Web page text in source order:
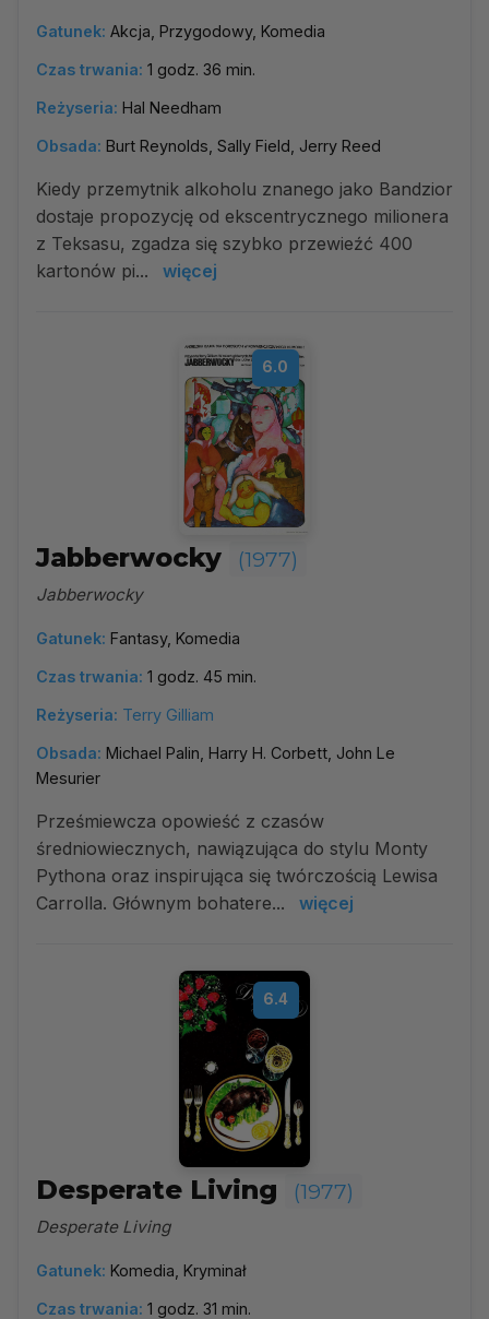
Gatunek: Akcja, Przygodowy, Komedia
Czas trwania: 1 godz. 36 min.
Reżyseria: Hal Needham
Obsada: Burt Reynolds, Sally Field, Jerry Reed
Kiedy przemytnik alkoholu znanego jako Bandzior
dostaje propozycję od ekscentrycznego milionera
z Teksasu, zgadza się szybko przewieźć 400
kartonów pi...
więcej
6.0
Jabberwocky (1977)
Jabberwocky
Gatunek: Fantasy, Komedia
Czas trwania: 1 godz. 45 min.
Reżyseria: Terry Gilliam
Obsada: Michael Palin, Harry H. Corbett, John Le
Mesurier
Prześmiewcza opowieść z czasów
średniowiecznych, nawiązująca do stylu Monty
Pythona oraz inspirująca się twórczością Lewisa
Carrolla. Głównym bohatere...
więcej
6.4
Desperate Living (1977)
Desperate Living
Gatunek: Komedia, Kryminał
Czas trwania: 1 godz. 31 min.